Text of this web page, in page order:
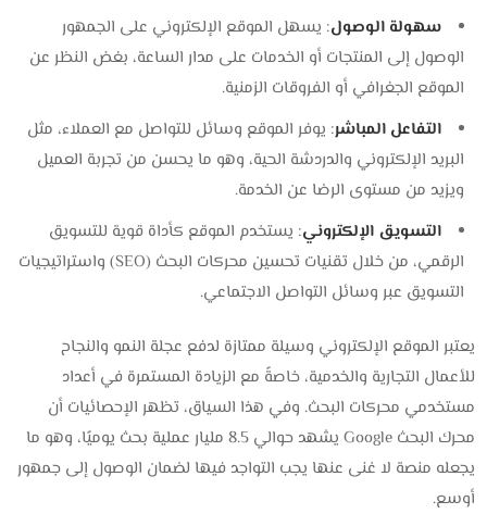
سهولة الوصول: يسهل الموقع الإلكتروني على الجمهور
الوصول إلى المنتجات أو الخدمات على مدار الساعة، بغض النظر عن
الموقع الجغرافي أو الفروقات الزمنية.
التفاعل المباشر: يوفر الموقع وسائل للتواصل مع العملاء، مثل
البريد الإلكتروني والدردشة الحية، وهو ما يحسن من تجربة العميل
ويزيد من مستوى الرضا عن الخدمة.
التسويق الإلكتروني: يستخدم الموقع كأداة قوية للتسويق
الرقمي، من خلال تقنيات تحسين محركات البحث (SEO) واستراتيجيات
التسويق عبر وسائل التواصل الاجتماعي.
يعتبر الموقع الإلكتروني وسيلة ممتازة لدفع عجلة النمو والنجاح
للأعمال التجارية والخدمية، خاصةً مع الزيادة المستمرة في أعداد
مستخدمي محركات البحث. وفي هذا السياق، تظهر الإحصائيات أن
محرك البحث Google يشهد حوالي 8.5 مليار عملية بحث يوميًا، وهو ما
يجعله منصة لا غنى عنها يجب التواجد فيها لضمان الوصول إلى جمهور
أوسع.